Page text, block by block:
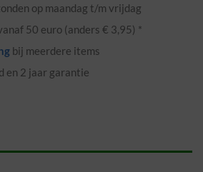
op maandag t/m vrijdag
50 euro (anders € 3,95) *
bij meerdere items
en 2 jaar garantie